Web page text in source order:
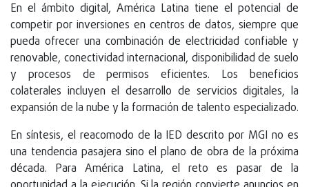
En el ámbito digital, América Latina tiene el potencial de
competir por inversiones en centros de datos, siempre que
pueda ofrecer una combinación de electricidad confiable y
renovable, conectividad internacional, disponibilidad de suelo
y procesos de permisos eficientes. Los beneficios
colaterales incluyen el desarrollo de servicios digitales, la
expansión de la nube y la formación de talento especializado.
En síntesis, el reacomodo de la IED descrito por MGI no es
una tendencia pasajera sino el plano de obra de la próxima
década. Para América Latina, el reto es pasar de la